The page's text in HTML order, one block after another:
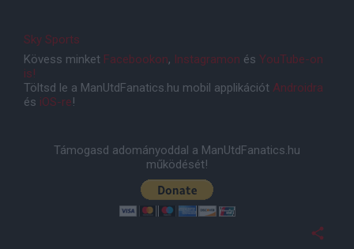
Sky Sports
Kövess minket Facebookon, Instagramon és YouTube-on
is!
Töltsd le a ManUtdFanatics.hu mobil applikációt Androidra
és iOS-re!
Támogasd adományoddal a ManUtdFanatics.hu
működését!